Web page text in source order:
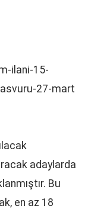
adaylarda
Bu
en az 18